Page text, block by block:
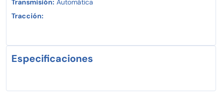
Transmisión: Automática
Tracción:
Especificaciones